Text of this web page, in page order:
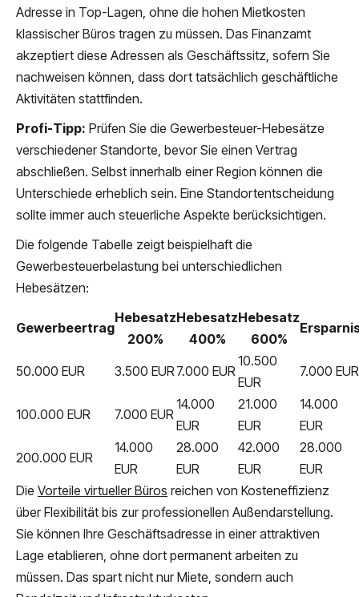
Adresse in Top-Lagen, ohne die hohen Mietkosten
klassischer Büros tragen zu müssen. Das Finanzamt
akzeptiert diese Adressen als Geschäftssitz, sofern Sie
nachweisen können, dass dort tatsächlich geschäftliche
Aktivitäten stattfinden.
Profi-Tipp: Prüfen Sie die Gewerbesteuer-Hebesätze
verschiedener Standorte, bevor Sie einen Vertrag
abschließen. Selbst innerhalb einer Region können die
Unterschiede erheblich sein. Eine Standortentscheidung
sollte immer auch steuerliche Aspekte berücksichtigen.
Die folgende Tabelle zeigt beispielhaft die
Gewerbesteuerbelastung bei unterschiedlichen
Hebesätzen:
Gewerbeertrag
Hebesatz
200%
Hebesatz
400%
Hebesatz
600%
50.000 EUR 3.500 EUR7.000 EUR
10.500
EUR
7.000 EUR
100.000 EUR 7.000 EUR
14.000
EUR
21.000
EUR
14.000
EUR
200.000 EUR
14.000
EUR
28.000
EUR
42.000
EUR
28.000
EUR
Die Vorteile virtueller Büros reichen von Kosteneffizienz
über Flexibilität bis zur professionellen Außendarstellung.
Sie können Ihre Geschäftsadresse in einer attraktiven
Lage etablieren, ohne dort permanent arbeiten zu
müssen. Das spart nicht nur Miete, sondern auch